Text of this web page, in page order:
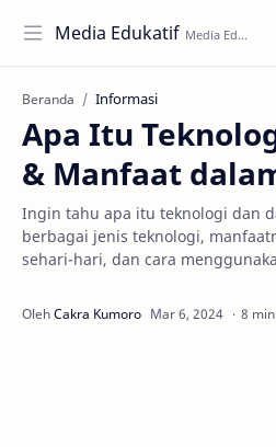
Media Edukatif
Beranda Informasi
Apa Itu
& Manfaat
Ingin tahu apa itu teknologi dan
berbagai jenis teknologi,
sehari-hari, dan cara
8